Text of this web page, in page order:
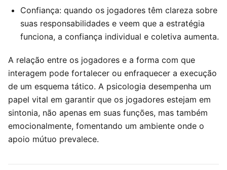
Confiança: quando os jogadores têm clareza sobre
suas responsabilidades e veem que a estratégia
funciona, a confiança individual e coletiva aumenta.
A relação entre os jogadores e a forma com que
interagem pode fortalecer ou enfraquecer a execução
de um esquema tático. A psicologia desempenha um
papel vital em garantir que os jogadores estejam em
sintonia, não apenas em suas funções, mas também
emocionalmente, fomentando um ambiente onde o
apoio mútuo prevalece.